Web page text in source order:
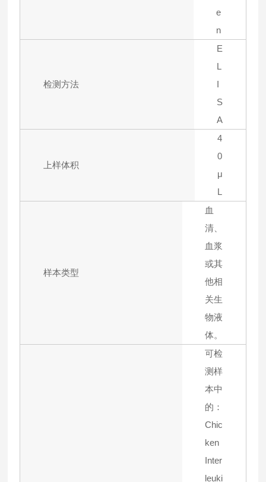
e
n
检测方法
E
L
I
S
A
上样体积
4
0
μ
L
样本类型
血
清、
血浆
或其
他相
关生
物液
体。
可检
测样
本中
的：
Chic
ken
Inter
leuki